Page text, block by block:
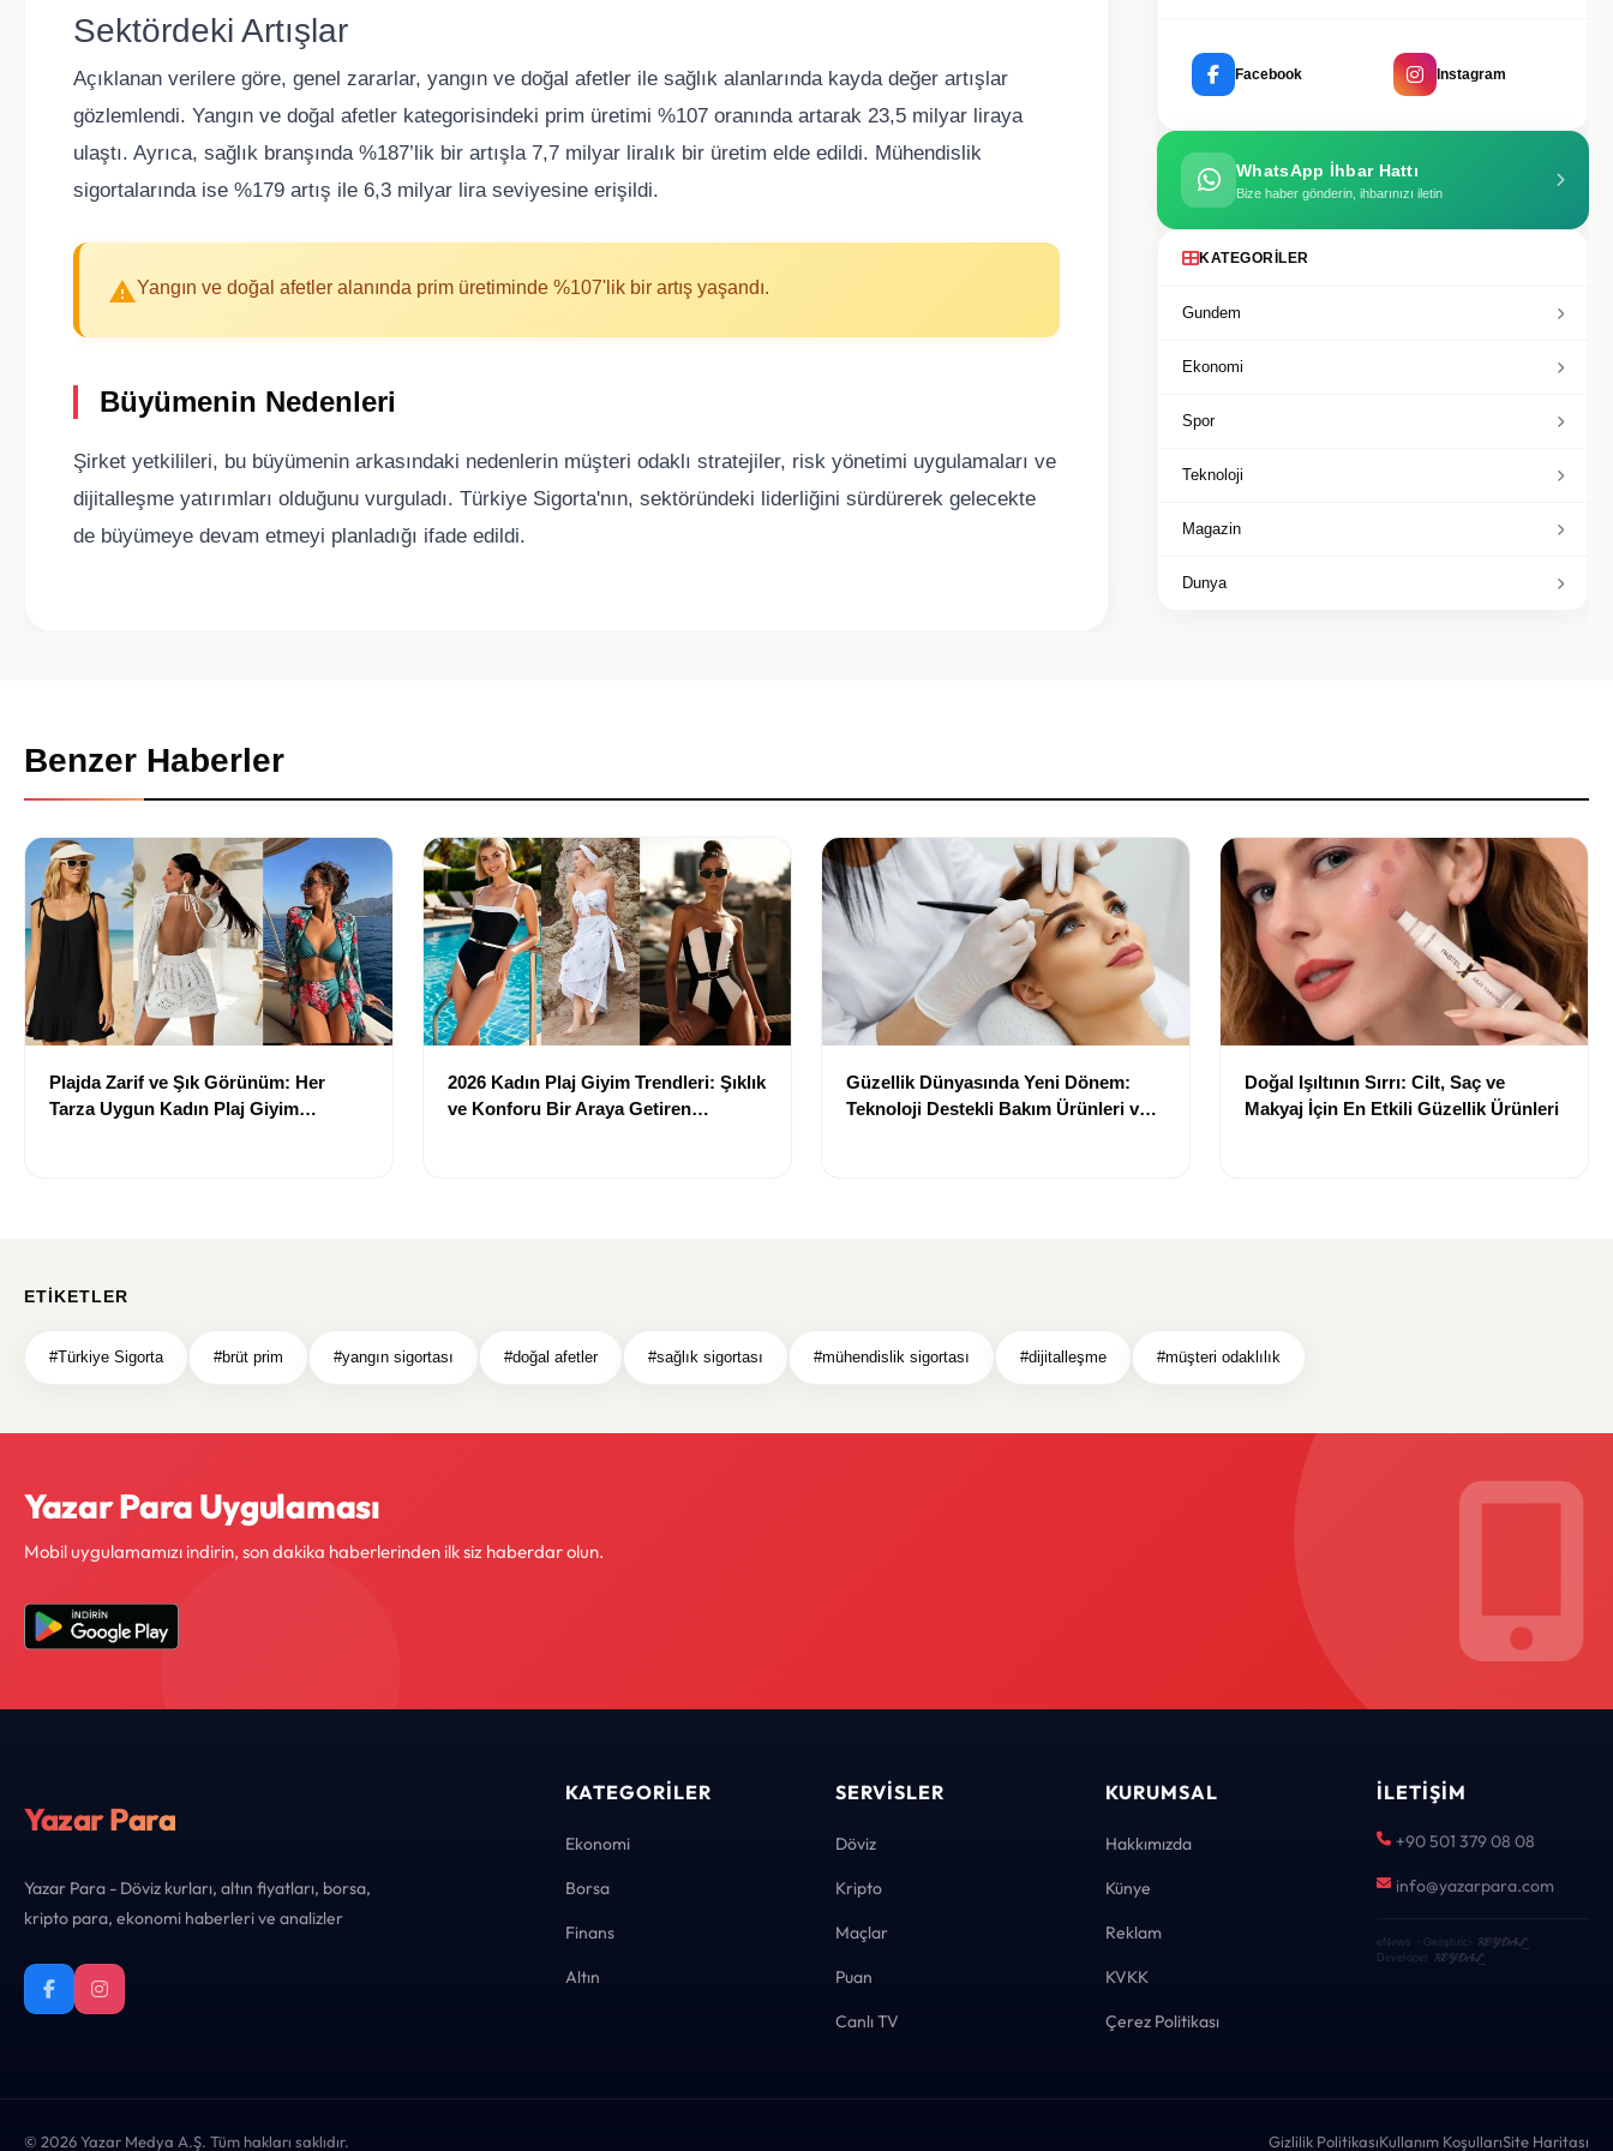
Sektördeki Artışlar
Açıklanan verilere göre, genel zararlar, yangın ve doğal afetler ile sağlık alanlarında kayda değer artışlar
gözlemlendi. Yangın ve doğal afetler kategorisindeki prim üretimi %107 oranında artarak 23,5 milyar liraya
ulaştı. Ayrıca, sağlık branşında %187’lik bir artışla 7,7 milyar liralık bir üretim elde edildi. Mühendislik
sigortalarında ise %179 artış ile 6,3 milyar lira seviyesine erişildi.
Yangın ve doğal afetler alanında prim üretiminde %107'lik bir artış yaşandı.
Büyümenin Nedenleri
Şirket yetkilileri, bu büyümenin arkasındaki nedenlerin müşteri odaklı stratejiler, risk yönetimi uygulamaları ve
dijitalleşme yatırımları olduğunu vurguladı. Türkiye Sigorta'nın, sektöründeki liderliğini sürdürerek gelecekte
de büyümeye devam etmeyi planladığı ifade edildi.
Facebook Instagram
WhatsApp İhbar Hattı
Bize haber gönderin, ihbarınızı iletin
KATEGORILER
Gundem
Ekonomi
Spor
Teknoloji
Magazin
Dunya
Benzer Haberler
Plajda Zarif ve Şık Görünüm: Her
Tarza Uygun Kadın Plaj Giyim
2026 Kadın Plaj Giyim Trendleri: Şıklık
ve Konforu Bir Araya Getiren
Güzellik Dünyasında Yeni Dönem:
Teknoloji Destekli Bakım Ürünleri ve
Doğal Işıltının Sırrı: Cilt, Saç ve
Makyaj İçin En Etkili Güzellik Ürünleri
ETIKETLER
#Türkiye Sigorta #brüt prim #yangın sigortası #doğal afetler #sağlık sigortası #mühendislik sigortası #dijitalleşme #müşteri odaklılık
Yazar Para Uygulaması
Mobil uygulamamızı indirin, son dakika haberlerinden ilk siz haberdar olun.
Yazar Para
Yazar Para - Döviz kurları, altın fiyatları, borsa,
kripto para, ekonomi haberleri ve analizler
KATEGORILER
Ekonomi
Borsa
Finans
Altın
SERVISLER
Döviz
Kripto
Maçlar
Puan
Canlı TV
KURUMSAL
Hakkımızda
Künye
Reklam
KVKK
Çerez Politikası
İLETIŞIM
+90 501 379 08 08
info@yazarpara.com
eNews · Geliştirici KEYDAL·
Developer
KEYDAL
© 2026 Yazar Medya A.Ş. Tüm hakları saklıdır. Gizlilik PolitikasıKullanım KoşullarıSite Haritası